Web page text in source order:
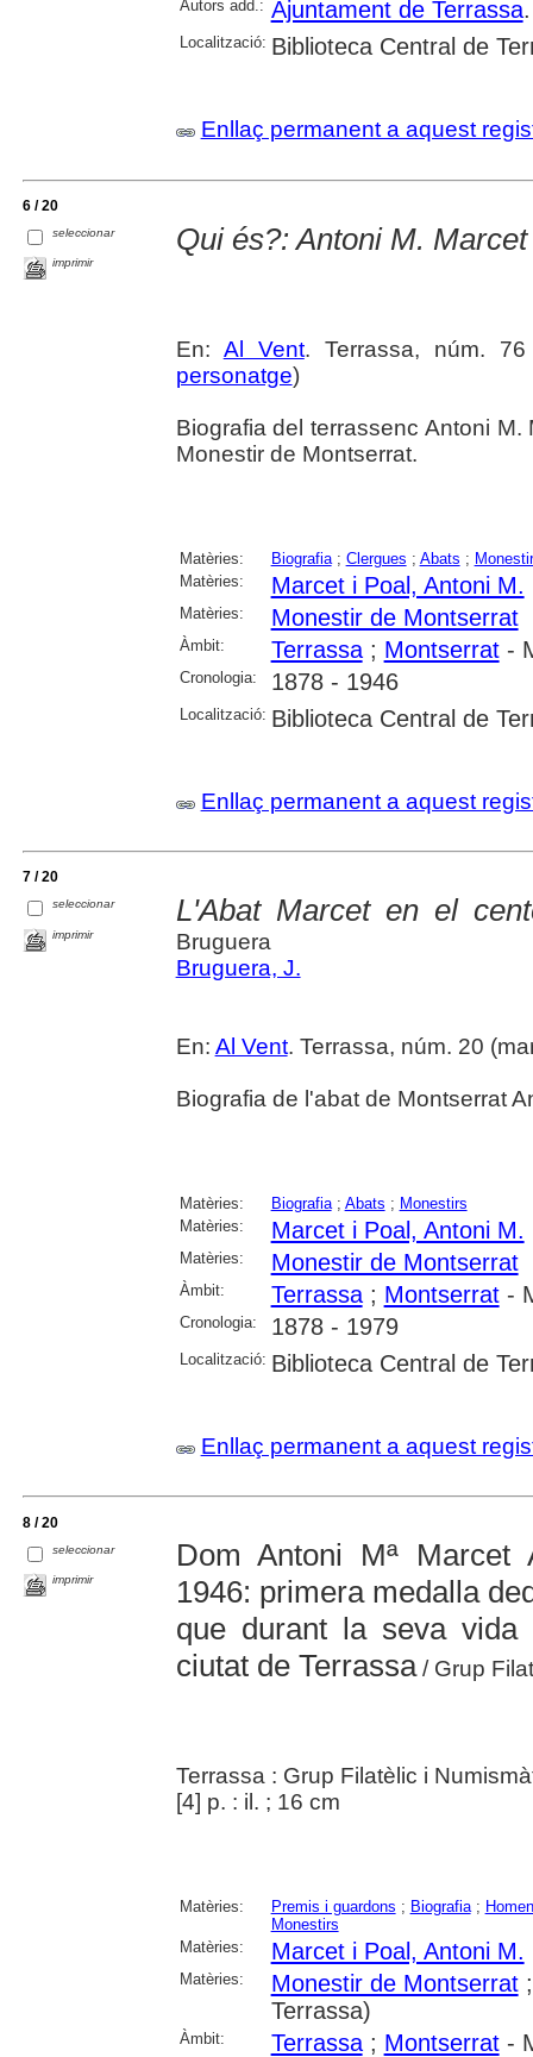
Autors add.: Ajuntament de Terrassa
Localització: Biblioteca Central de
Enllaç permanent a aquest
6 / 20
seleccionar
imprimir
Qui és?: Antoni M.
En: Al Vent. Terrassa, núm.
personatge)
Biografia del terrassenc Antoni
Monestir de Montserrat.
Matèries: Biografia; Clergues ; Abats ;
Matèries:
Marcet i Poal, Antoni M.
Matèries: Monestir de Montserrat
Àmbit: Terrassa; Montserrat-
Cronologia: 1878 - 1946
Localització: Biblioteca Central de
Enllaç permanent a aquest
7 / 20
seleccionar
imprimir
L'Abat Marcet en el
Bruguera
Bruguera, J.
En: Al Vent. Terrassa, núm. 20
Biografia de l'abat de Montserrat
Matèries: Biografia; Abats ; Monestirs
Matèries:
Marcet i Poal, Antoni M.
Matèries: Monestir de Montserrat
Àmbit: Terrassa; Montserrat-
Cronologia: 1878 - 1979
Localització: Biblioteca Central de
Enllaç permanent a aquest
8 / 20
seleccionar
imprimir
Dom Antoni Mª
1946: primera medalla
que durant la seva
ciutat de Terrassa/ Grup
Terrassa : Grup Filatèlic i
[4] p. : il. ; 16 cm
Matèries: Premis i guardons ; Biografia;
Monestirs
Matèries:
Marcet i Poal, Antoni M.
Matèries: Monestir de Montserrat
Terrassa)
Àmbit: Terrassa; Montserrat-